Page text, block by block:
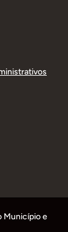
Município e